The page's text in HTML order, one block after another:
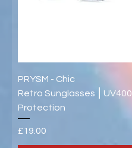
PRYSM - Chic
Retro Sunglasses ⎮ UV400
Protection
가격
£19.00